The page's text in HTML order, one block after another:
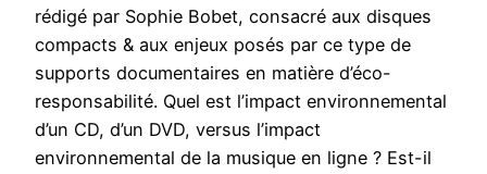
rédigé par Sophie Bobet, consacré aux disques
compacts & aux enjeux posés par ce type de
supports documentaires en matière d’éco-
responsabilité. Quel est l’impact environnemental
d’un CD, d’un DVD, versus l’impact
environnemental de la musique en ligne ? Est-il